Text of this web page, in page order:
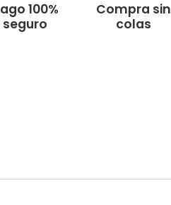
100%
seguro
Compra sin
colas